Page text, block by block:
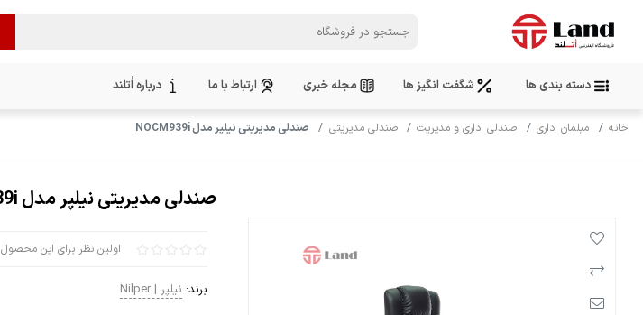
دسته بندی ها شگفت انگیز ها مجله خبری ارتباط با ما درباره اُتلند
خانه مبلمان اداری صندلی اداری و مدیریت صندلی مدیریتی صندلی مدیریتی نیلپر مدل NOCM939i
صندلی مدیریتی نیلپر مدل NOCM939i
اولین نظر برای این محصول
برند: نیلپر | Nilper